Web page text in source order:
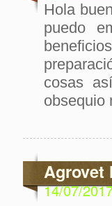
Hola
puedo
cosas
obsequio
Agrovet
14/07/